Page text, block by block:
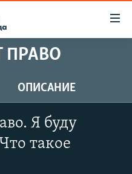
ПРАВО
ОПИСАНИЕ
Я буду
такое